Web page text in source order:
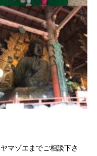
マゾエまでご相談下さ